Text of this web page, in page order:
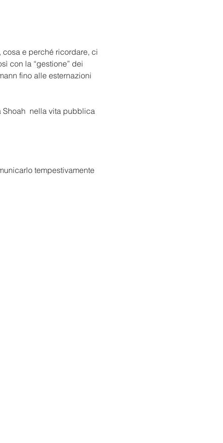
cosa e perché ricordare, ci
con la “gestione” dei
fino alle esternazioni
tempestivamente